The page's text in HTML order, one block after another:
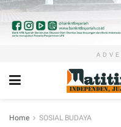
Home SOSIAL BUDAYA